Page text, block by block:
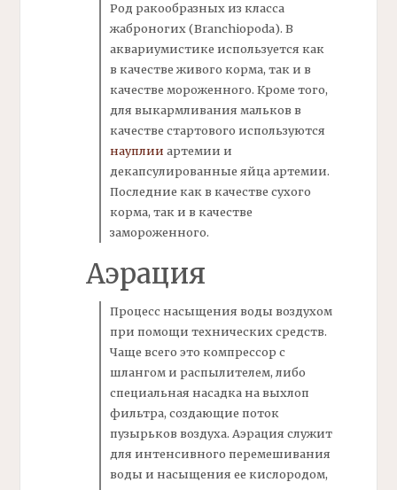
Род ракообразных из класса
жаброногих (Branchiopoda). В
аквариумистике используется как
в качестве живого корма, так и в
качестве мороженного. Кроме того,
для выкармливания мальков в
качестве стартового используются
науплии артемиии
декапсулированныеяйца артемии.
Последние как в качестве сухого
корма, так и в качестве
замороженного.
Аэрация
Процесс насыщения воды воздухом
при помощи технических средств.
Чаще всего это компрессор с
шлангом и распылителем, либо
специальная насадка на выхлоп
фильтра, создающие поток
пузырьков воздуха. Аэрацияслужит
для интенсивного перемешивания
воды и насыщения ее кислородом,